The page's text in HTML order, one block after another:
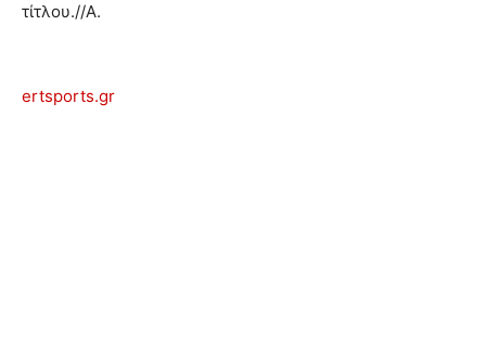
τίτλου.//Α.
ertsports.gr